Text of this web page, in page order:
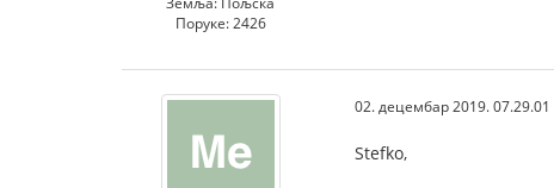
Поруке: 2426
02. децембар 2019. 07.29.01
Stefko,